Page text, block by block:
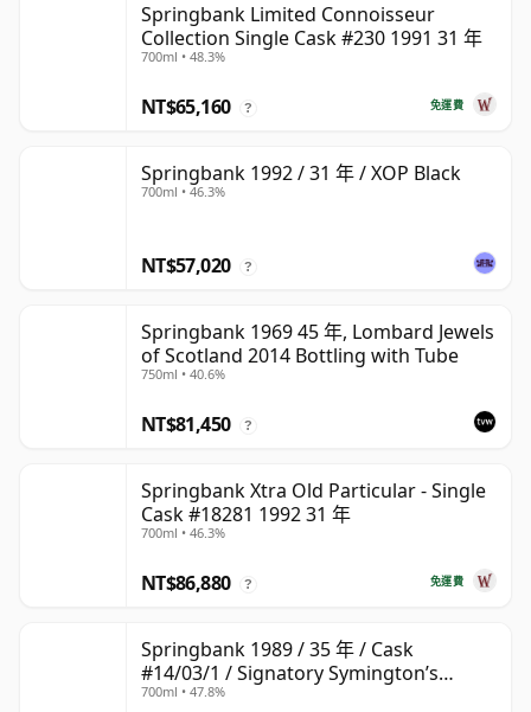
Springbank Limited Connoisseur
Collection Single Cask #230 1991 31 年
700ml • 48.3%
免運費
NT$65,160 ?
Springbank 1992 / 31 年 / XOP Black
700ml • 46.3%
NT$57,020 ?
Springbank 1969 45 年, Lombard Jewels
of Scotland 2014 Bottling with Tube
750ml • 40.6%
NT$81,450 ?
Springbank Xtra Old Particular - Single
Cask #18281 1992 31 年
700ml • 46.3%
免運費
NT$86,880 ?
Springbank 1989 / 35 年 / Cask
#14/03/1 / Signatory Symington’s
Choice
700ml • 47.8%